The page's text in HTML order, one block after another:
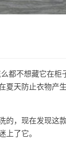
都不想藏它在柜
夏天防止衣物产
的，现在发现这
了它。